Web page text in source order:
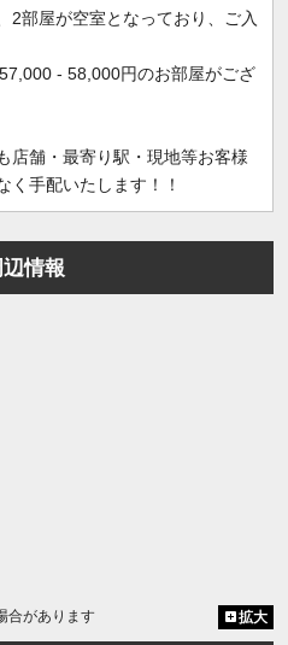
2部屋が空室となっており、ご入
- 58,000円のお部屋がござ
店舗・最寄り駅・現地等お客様
く手配いたします！！
情報
合があります 拡大